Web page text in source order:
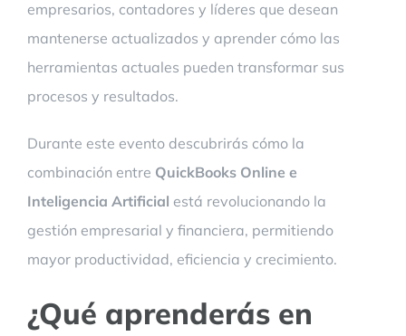
empresarios, contadores y líderes que desean
mantenerse actualizados y aprender cómo las
herramientas actuales pueden transformar sus
procesos y resultados.
Durante este evento descubrirás cómo la
combinación entre QuickBooks Online e
Inteligencia Artificial está revolucionando la
gestión empresarial y financiera, permitiendo
mayor productividad, eficiencia y crecimiento.
¿Qué aprenderás en